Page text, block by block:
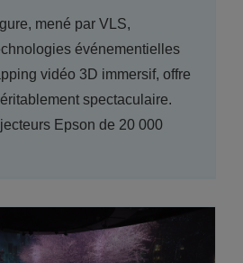
mené par VLS,
événementielles
vidéo 3D immersif, offre
spectaculaire.
Epson de 20 000